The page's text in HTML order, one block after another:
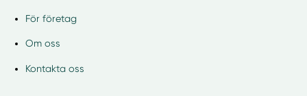
För företag
Om oss
Kontakta oss